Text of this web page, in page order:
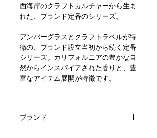
西海岸のクラフトカルチャーから生ま
れた、ブランド定番のシリーズ。
アンバーグラスとクラフトラベルが特
徴の、ブランド設立当初から続く定番
シリーズ。カリフォルニアの豊かな自
然からインスパイアされた香りと、豊
富なアイテム展開が特徴です。
ブランド